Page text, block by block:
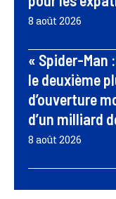
8 août 2026
« Spider-Man
le deuxième
d’ouverture
d’un milliard
8 août 2026